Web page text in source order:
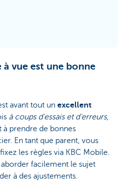
vue est une bonne
avant tout un excellent
à coups d'essais et d'erreurs,
prendre de bonnes
En tant que parent, vous
les règles via KBC Mobile.
facilement le sujet
à des ajustements.